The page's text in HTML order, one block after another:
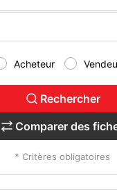
Acheteur
Rechercher
Comparer des
* Critères obligatoires